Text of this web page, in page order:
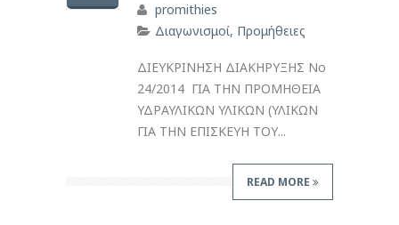
promithies
Διαγωνισμοί, Προμήθειες
ΔΙΕΥΚΡΙΝΗΣΗ ΔΙΑΚΗΡΥΞΗΣ Νο
24/2014 ΓΙΑ ΤΗΝ ΠΡΟΜΗΘΕΙΑ
ΥΔΡΑΥΛΙΚΩΝ ΥΛΙΚΩΝ (ΥΛΙΚΩΝ
ΓΙΑ ΤΗΝ ΕΠΙΣΚΕΥΗ ΤΟΥ...
READ MORE